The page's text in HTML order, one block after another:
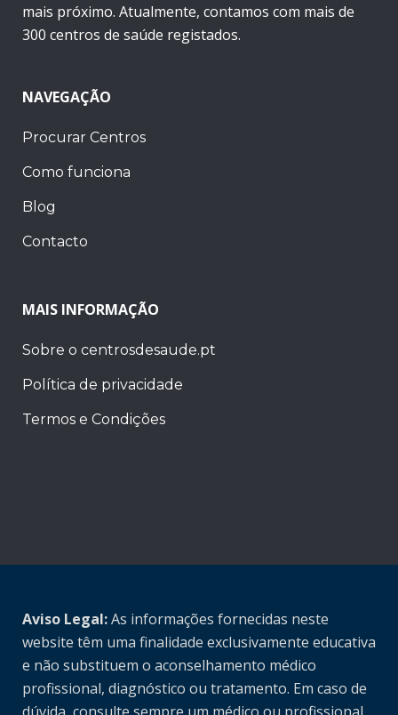
mais próximo. Atualmente, contamos com mais de
300 centros de saúde registados.
NAVEGAÇÃO
Procurar Centros
Como funciona
Blog
Contacto
MAIS INFORMAÇÃO
Sobre o centrosdesaude.pt
Política de privacidade
Termos e Condições
Aviso Legal:As informações fornecidas neste
website têm uma finalidade exclusivamente educativa
e não substituem o aconselhamento médico
profissional, diagnóstico ou tratamento. Em caso de